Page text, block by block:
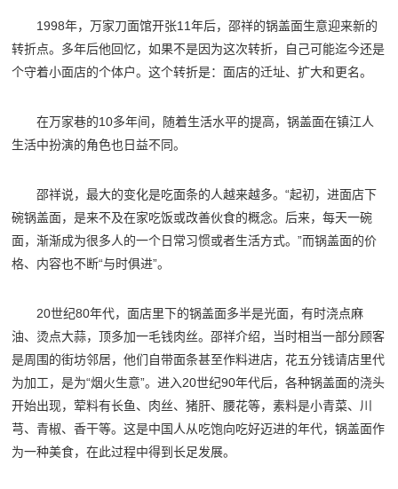
1998年，万家刀面馆开张11年后，邵祥的锅盖面生意迎来新的
转折点。多年后他回忆，如果不是因为这次转折，自己可能迄今还是
个守着小面店的个体户。这个转折是：面店的迁址、扩大和更名。
在万家巷的10多年间，随着生活水平的提高，锅盖面在镇江人
生活中扮演的角色也日益不同。
邵祥说，最大的变化是吃面条的人越来越多。“起初，进面店下
碗锅盖面，是来不及在家吃饭或改善伙食的概念。后来，每天一碗
面，渐渐成为很多人的一个日常习惯或者生活方式。”而锅盖面的价
格、内容也不断“与时俱进”。
20世纪80年代，面店里下的锅盖面多半是光面，有时浇点麻
油、烫点大蒜，顶多加一毛钱肉丝。邵祥介绍，当时相当一部分顾客
是周围的街坊邻居，他们自带面条甚至作料进店，花五分钱请店里代
为加工，是为“烟火生意”。进入20世纪90年代后，各种锅盖面的浇头
开始出现，荤料有长鱼、肉丝、猪肝、腰花等，素料是小青菜、川
芎、青椒、香干等。这是中国人从吃饱向吃好迈进的年代，锅盖面作
为一种美食，在此过程中得到长足发展。